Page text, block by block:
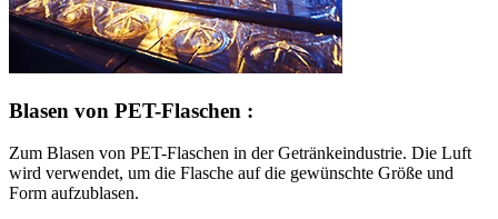
Blasen von PET-Flaschen :
Zum Blasen von PET-Flaschen in der Getränkeindustrie. Die Luft
wird verwendet, um die Flasche auf die gewünschte Größe und
Form aufzublasen.